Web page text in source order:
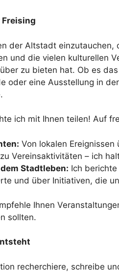
der Altstadt einzutauchen,
und die vielen kulturellen
zu bieten hat. Ob es
oder eine Ausstellung in
ich mit Ihnen teilen! Auf
Von lokalen
Vereinsaktivitäten – ich
Stadtleben: Ich
und über Initiativen, die
Ihnen
sollten.
recherchiere, schreibe